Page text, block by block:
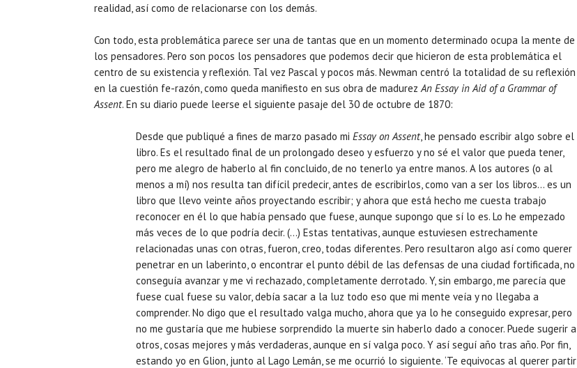
realidad, así como de relacionarse con los demás.
Con todo, esta problemática parece ser una de tantas que en un momento determinado ocupa la mente de
los pensadores. Pero son pocos los pensadores que podemos decir que hicieron de esta problemática el
centro de su existencia y reflexión. Tal vez Pascal y pocos más. Newman centró la totalidad de su reflexión
en la cuestión fe-razón, como queda manifiesto en sus obra de madurezAn Essay in Aid of a Grammar of
Assent. En su diario puede leerse el siguiente pasaje del 30 de octubre de 1870:
Desde que publiqué a fines de marzo pasado mi Essay on Assent, he pensado escribir algo sobre el
libro. Es el resultado final de un prolongado deseo y esfuerzo y no sé el valor que pueda tener,
pero me alegro de haberlo al fin concluido, de no tenerlo ya entre manos. A los autores (o al
menos a mí) nos resulta tan difícil predecir, antes de escribirlos, como van a ser los libros… es un
libro que llevo veinte años proyectando escribir; y ahora que está hecho me cuesta trabajo
reconocer en él lo que había pensado que fuese, aunque supongo que sí lo es. Lo he empezado
más veces de lo que podría decir. (…) Estas tentativas, aunque estuviesen estrechamente
relacionadas unas con otras, fueron, creo, todas diferentes. Pero resultaron algo así como querer
penetrar en un laberinto, o encontrar el punto débil de las defensas de una ciudad fortificada, no
conseguía avanzar y me vi rechazado, completamente derrotado. Y, sin embargo, me parecía que
fuese cual fuese su valor, debía sacar a la luz todo eso que mi mente veía y no llegaba a
comprender. No digo que el resultado valga mucho, ahora que ya lo he conseguido expresar, pero
no me gustaría que me hubiese sorprendido la muerte sin haberlo dado a conocer. Puede sugerir a
otros, cosas mejores y más verdaderas, aunque en sí valga poco. Y así seguí año tras año. Por fin,
estando yo en Glion, junto al Lago Lemán, se me ocurrió lo siguiente. ‘Te equivocas al querer partir